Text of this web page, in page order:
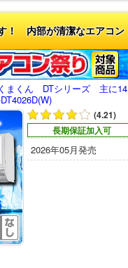
！ 内部が清潔なエアコン
まくん DTシリーズ 主に14
(4.21)
長期保証加入可
2026年05月発売